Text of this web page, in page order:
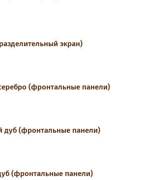
экран)
(фронтальные панели)
дуб (фронтальные панели)
(фронтальные панели)